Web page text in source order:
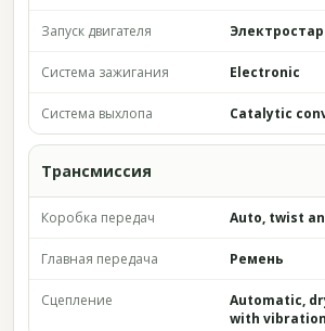
Запуск двигателя
Система зажигания Electronic
Система выхлопа Catalytic
Трансмиссия
Коробка передач Auto, twist
Главная передача Ремень
Сцепление
Automatic,
with